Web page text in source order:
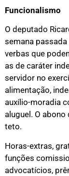
Funcionalismo
O deputado
semana
verbas que
as de caráter
servidor no
alimentação,
auxílio-moradia
aluguel. O
teto.
Horas-extras,
funções
advocatícios,